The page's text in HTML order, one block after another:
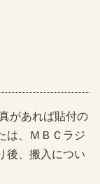
があれば貼付の
は、ＭＢＣラジ
後、搬入につい